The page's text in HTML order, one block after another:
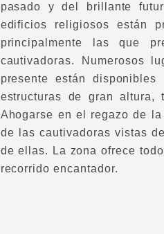
pasado y del brillante
edificios religiosos están
principalmente las que
cautivadoras. Numerosos
presente están
estructuras de gran altura,
Ahogarse en el regazo de
de las cautivadoras vistas
de ellas. La zona ofrece
recorrido encantador.